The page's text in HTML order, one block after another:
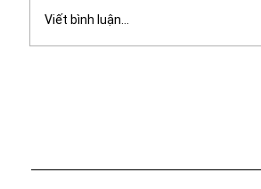
Viết bình luận...